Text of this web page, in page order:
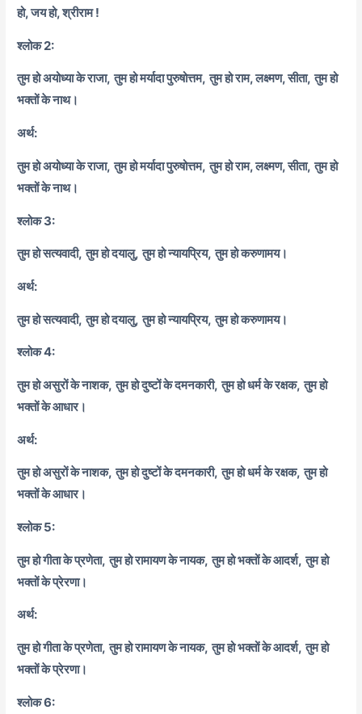
हो, जय हो, श्रीराम !
श्लोक 2:
तुम हो अयोध्या के राजा, तुम हो मर्यादा पुरुषोत्तम, तुम हो राम, लक्ष्मण, सीता, तुम हो
भक्तों के नाथ।
अर्थ:
तुम हो अयोध्या के राजा, तुम हो मर्यादा पुरुषोत्तम, तुम हो राम, लक्ष्मण, सीता, तुम हो
भक्तों के नाथ।
श्लोक 3:
तुम हो सत्यवादी, तुम हो दयालु, तुम हो न्यायप्रिय, तुम हो करुणामय।
अर्थ:
तुम हो सत्यवादी, तुम हो दयालु, तुम हो न्यायप्रिय, तुम हो करुणामय।
श्लोक 4:
तुम हो असुरों के नाशक, तुम हो दुष्टों के दमनकारी, तुम हो धर्म के रक्षक, तुम हो
भक्तों के आधार।
अर्थ:
तुम हो असुरों के नाशक, तुम हो दुष्टों के दमनकारी, तुम हो धर्म के रक्षक, तुम हो
भक्तों के आधार।
श्लोक 5:
तुम हो गीता के प्रणेता, तुम हो रामायण के नायक, तुम हो भक्तों के आदर्श, तुम हो
भक्तों के प्रेरणा।
अर्थ:
तुम हो गीता के प्रणेता, तुम हो रामायण के नायक, तुम हो भक्तों के आदर्श, तुम हो
भक्तों के प्रेरणा।
श्लोक 6: